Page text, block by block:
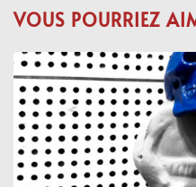
VOUS POURRIEZ